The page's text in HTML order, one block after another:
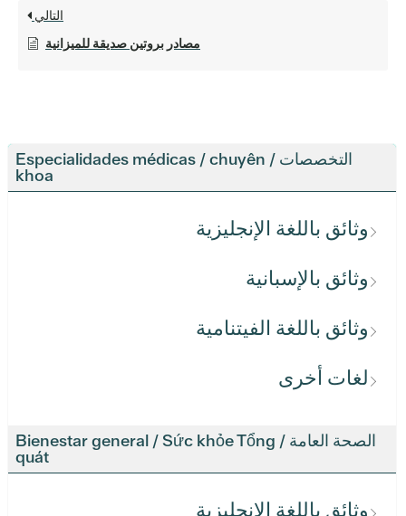
التخصصات / Especialidades médicas / chuyên
khoa
وثائق باللغة الإنجليزية
وثائق بالإسبانية
وثائق باللغة الفيتنامية
لغات أخرى
الصحة العامة / Bienestar general / Sức khỏe Tổng
quát
وثائق باللغة الإنجليزية
التالي
مصادر بروتين صديقة للميزانية